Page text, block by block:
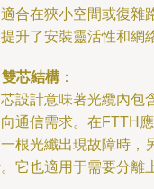
合在狹小空間或復雜
升了安裝靈活性和網
雙芯結構 ：
設計意味著光纜內包
通信需求。在FTTH
根光纖出現故障時，
它也適用于需要分離